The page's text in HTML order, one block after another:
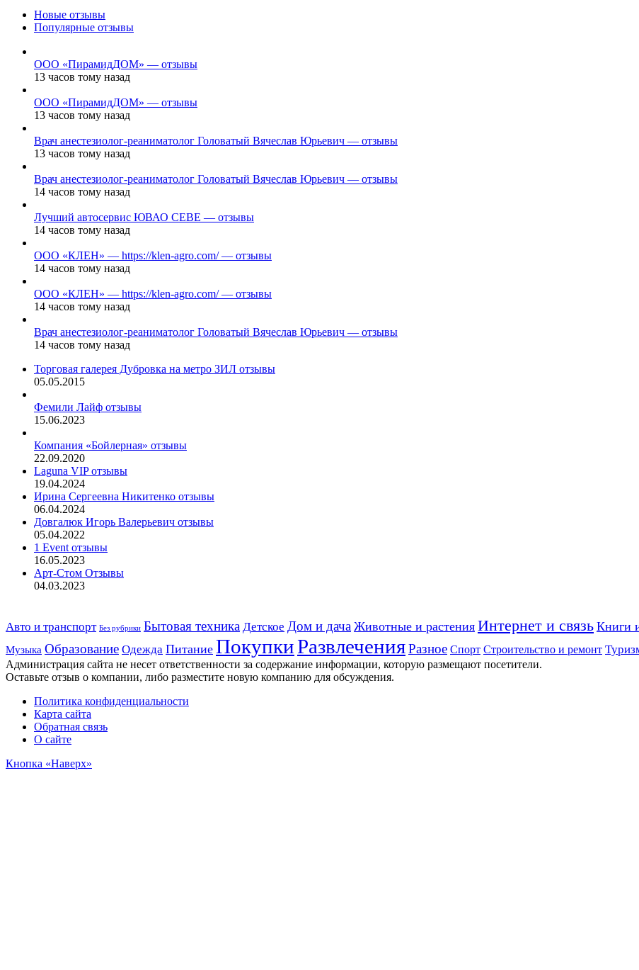
Новые отзывы
Популярные отзывы
ООО «ПирамидДОМ» — отзывы
13 часов тому назад
ООО «ПирамидДОМ» — отзывы
13 часов тому назад
Врач анестезиолог-реаниматолог Головатый Вячеслав Юрьевич — отзывы
13 часов тому назад
Врач анестезиолог-реаниматолог Головатый Вячеслав Юрьевич — отзывы
14 часов тому назад
Лучший автосервис ЮВАО CEBE — отзывы
14 часов тому назад
ООО «КЛЕН» — https://klen-agro.com/ — отзывы
14 часов тому назад
ООО «КЛЕН» — https://klen-agro.com/ — отзывы
14 часов тому назад
Врач анестезиолог-реаниматолог Головатый Вячеслав Юрьевич — отзывы
14 часов тому назад
Торговая галерея Дубровка на метро ЗИЛ отзывы
05.05.2015
Фемили Лайф отзывы
15.06.2023
Компания «Бойлерная» отзывы
22.09.2020
Laguna VIP отзывы
19.04.2024
Ирина Сергеевна Никитенко отзывы
06.04.2024
Довгалюк Игорь Валерьевич отзывы
05.04.2022
1 Event отзывы
16.05.2023
Арт-Стом Отзывы
04.03.2023
Авто и транспорт Без рубрики Бытовая техника Детское Дом и дача Животные и растения Интернет и связь Книги
Музыка Образование Одежда Питание ПокупкиРазвлеченияРазное Спорт Строительство и ремонт
Администрация сайта не несет ответственности за содержание информации, которую размещают посетители.
Оставьте отзыв о компании, либо разместите новую компанию для обсуждения.
Политика конфиденциальности
Карта сайта
Обратная связь
О сайте
Кнопка «Наверх»